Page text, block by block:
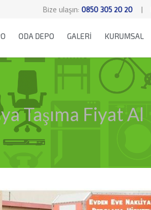
Bize ulaşın: 0850 305 20 20 |
ODA DEPO GALERİ KURUMSAL
Taşıma Fiyat Al